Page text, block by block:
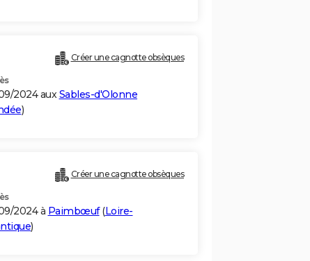
Créer une cagnotte obsèques
2024 auxSables-d'Olonne
)
Créer une cagnotte obsèques
2024 à Paimbœuf(Loire-
)